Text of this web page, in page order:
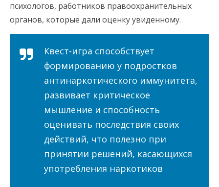
психологов, работников правоохранительных
органов, которые дали оценку увиденному.
Квест-игра способствует
формированию у подростков
антинаркотического иммунитета,
развивает критическое
мышление и способность
оценивать последствия своих
действий, что полезно при
принятии решений, касающихся
употребления наркотиков